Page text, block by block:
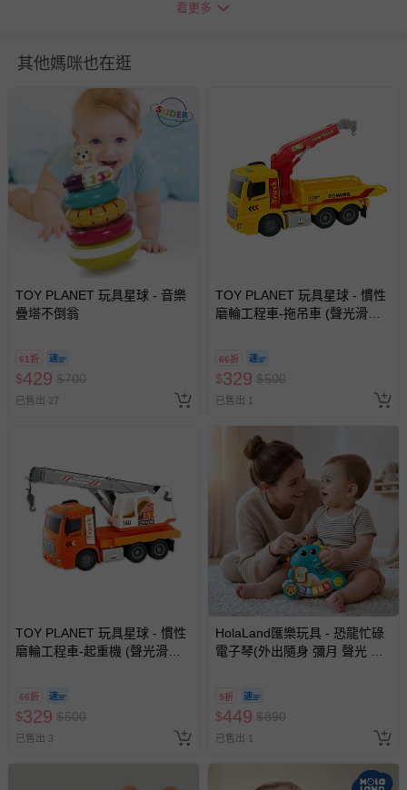
BSMI商品檢驗標識字號：M39805
您所購買的商品享有7天的鑑賞期／猶豫期權益，但此期間
包含完整包裝、配件、說明文件及贈品等。
如需退換貨，請於收到商品7天（含例假日內提出），如為
瑕疵退換貨所產生的運費，將由媽咪愛負責處理，若非瑕疵
退貨，您可至『查詢訂單』>『已出貨』中查詢該筆訂單，
並點選『我要退貨』即可進行申請。若有相關退貨問題，請
至媽咪愛LINE@客服ID: @mamilove
我們將依序為您處理
與服務，謝謝。
針對滿件折/滿額贈…等活動，如因部份退貨，而該訂單保
留商品未達活動門檻，將以原價計算，活動贈品亦需一併退
部分商品依據消費者保護法的規定，不適用七天鑑賞期/猶
豫期範圍：
易於腐敗、保存期限較短或解約時即將逾期（例如生鮮
客製化商品（例如客製生日書、姓名貼等）。
報紙、期刊或雜誌（惟書籍如經拆封、使用，則酌收整
新費用）。
經消費者拆封之影音商品或電腦軟體（例如 DVD、CD
等）。
非以有形媒介提供之數位內容或一經提供即為完成之線
上服務，經消費者事先同意始提供（例如線上課程、遊
戲或活動點數等）。
已拆封之以下類型商品：
墊、寢具類等）。
-新生兒親膚衣物（嬰幼兒包巾與背巾、包屁衣、學習
看更多
其他媽咪也在逛
TOY PLANET 玩具星球 - 音樂
疊塔不倒翁
61折
$429 $700
已售出 27
TOY PLANET 玩具星球 - 慣性
磨輪工程車-拖吊車 (聲光滑行
66折
$329 $500
已售出 1
TOY PLANET 玩具星球 - 慣性
磨輪工程車-起重機 (聲光滑行
66折
$329 $500
已售出 3
HolaLand匯樂玩具 - 恐龍忙碌
電子琴(外出隨身 彌月 聲光 感
5折
$449 $890
已售出 1